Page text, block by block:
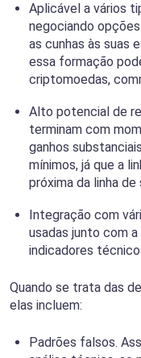
Aplicável a vários
negociando
as cunhas às suas
essa formação
criptomoedas,
Alto potencial de
terminam com
ganhos
mínimos, já que a
próxima da linha de
Integração com
usadas junto com
indicadores
Quando se trata das
elas incluem:
Padrões falsos.